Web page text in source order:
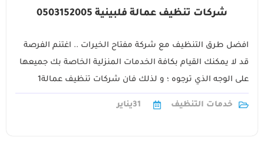
شركات تنظيف عمالة فلبينية 0503152005
افضل طرق التنظيف مع شركة مفتاح الخيرات .. اغتنم الفرصة
قد لا يمكنك القيام بكافة الخدمات المنزلية الخاصة بك جميعها
على الوجه الذي ترجوه ؛ و لذلك فان شركات تنظيف عمالة1
خدمات التنظيف 31يناير